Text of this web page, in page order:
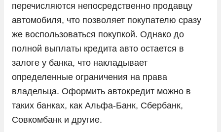
Nissan
Omoda
Opel
Porsche
Ram
Seres
перечисляются непосредственно продавцу
автомобиля, что позволяет покупателю сразу
же воспользоваться покупкой. Однако до
полной выплаты кредита авто остается в
залоге у банка, что накладывает
определенные ограничения на права
владельца. Оформить автокредит можно в
таких банках, как Альфа-Банк, Сбербанк,
Совкомбанк и другие.